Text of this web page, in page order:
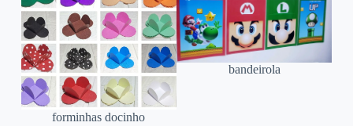
forminhas docinho
bandeirola